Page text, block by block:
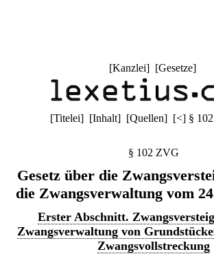
[Kanzlei] [Gesetze]
[Titelei] [Inhalt] [Quellen] [<] §
§ 102 ZVG
Gesetz über die
die Zwangsverwaltung vom
Erster Abschnitt.
Zwangsverwaltung von
Zwangsvollstreckung